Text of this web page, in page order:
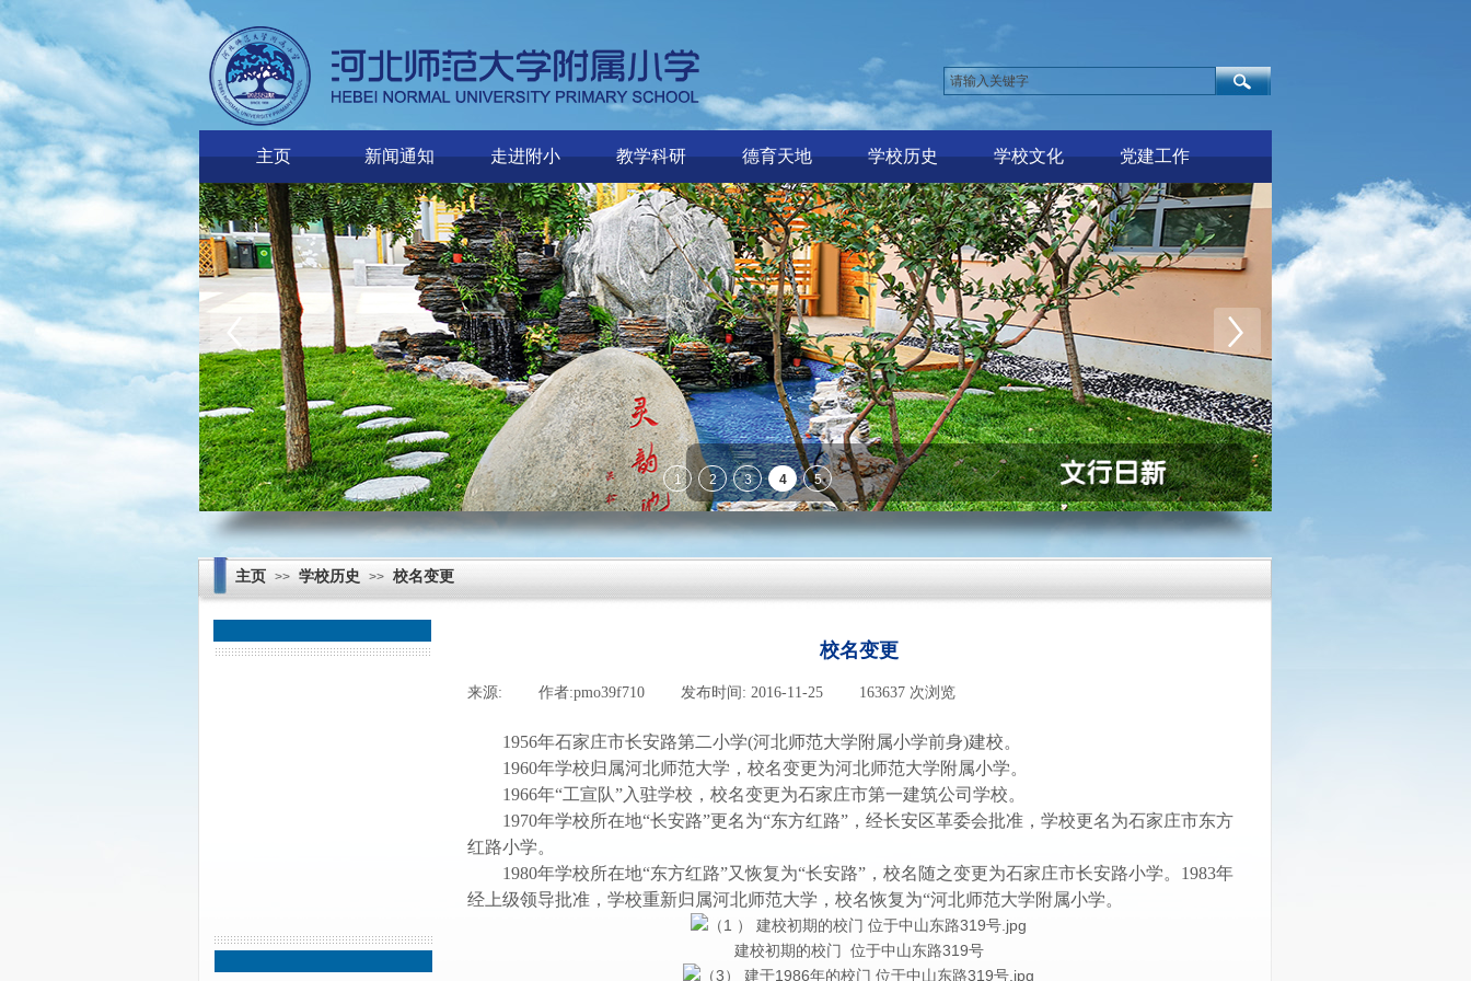
主页 新闻通知 走进附小 教学科研 德育天地 学校历史 学校文化 党建工作
主页 >> 学校历史 >> 校名变更
校名变更
来源: 作者:pmo39f710 发布时间: 2016-11-25 163637 次浏览
1956年石家庄市长安路第二小学(河北师范大学附属小学前身)建校。
1960年学校归属河北师范大学，校名变更为河北师范大学附属小学。
1966年“工宣队”入驻学校，校名变更为石家庄市第一建筑公司学校。
1970年学校所在地“长安路”更名为“东方红路”，经长安区革委会批准，学校更名为石家庄市东方
红路小学。
1980年学校所在地“东方红路”又恢复为“长安路”，校名随之变更为石家庄市长安路小学。1983年
经上级领导批准，学校重新归属河北师范大学，校名恢复为“河北师范大学附属小学。
建校初期的校门 位于中山东路319号